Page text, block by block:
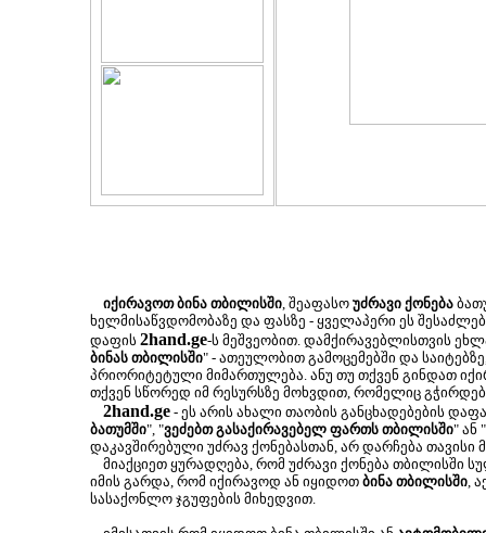
იქირავოთ ბინა თბილისში, შეაფასო უძრავი ქონება
ხელმისაწვდომობაზე და ფასზე - ყველაპერი ეს
დაფის 2hand.ge-ს მეშვეობით. დამქირავებლისთვის
ბინას თბილისში" - ათეულობით გამოცემებში და
პრიორიტეტული მიმართულება. ანუ თუ თქვენ გინდათ
თქვენ სწორედ იმ რესურსზე მოხვდით, რომელიც
2hand.ge - ეს არის ახალი თაობის განცხადებების
ბათუმში", "ვეძებთ გასაქირავებელ ფართს თბილისში" ან "
დაკავშირებული უძრავ ქონებასთან, არ დარჩება
მიაქციეთ ყურადღება, რომ უძრავი ქონება თბილისში
იმის გარდა, რომ იქირავოდ ან იყიდოთ ბინა თბილისში,
სასაქონლო ჯგუფების მიხედვით.